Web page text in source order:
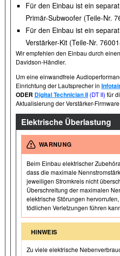
Für den Einbau ist ein
Primär-Subwoofer (Teile-Nr.
Für den Einbau ist ein
Verstärker-Kit (Teile-Nr.
Wir empfehlen den Einbau durch
Davidson-Händler.
Um eine einwandfreie
Einrichtung der Lautsprecher in
ODER Digital Technician II (DT II) für
Aktualisierung der Verstärker-
Elektrische Überlastung
WARNUNG
Beim Einbau elektrischer
dass die maximale
jeweiligen Stromkreis nicht
Überschreitung der maximalen
elektrische Störungen
tödlichen Verletzungen führen
HINWEIS
Zu viele elektrische